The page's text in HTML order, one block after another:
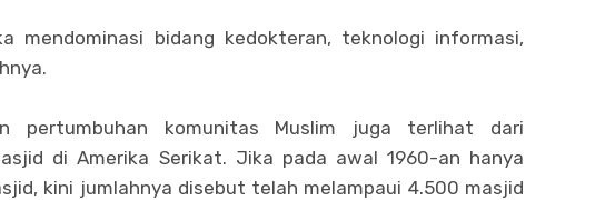
mendominasi bidang kedokteran, teknologi informasi,
pertumbuhan komunitas Muslim juga terlihat dari
di Amerika Serikat. Jika pada awal 1960-an hanya
kini jumlahnya disebut telah melampaui 4.500 masjid